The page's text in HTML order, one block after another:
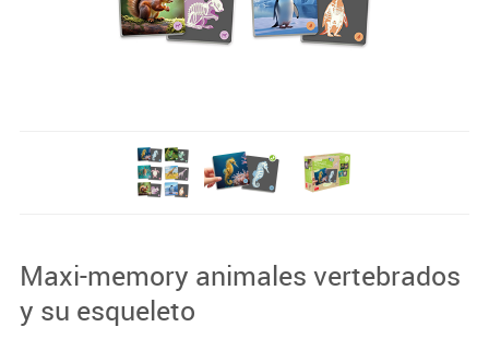
Maxi-memory animales vertebrados
y su esqueleto